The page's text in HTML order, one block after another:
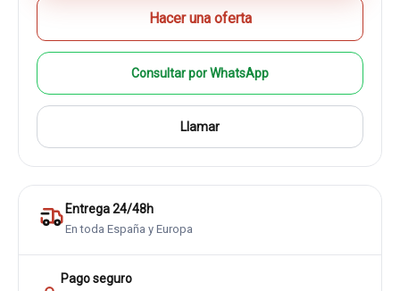
Hacer una oferta
Consultar por WhatsApp
Llamar
Entrega 24/48h
En toda España y Europa
Pago seguro